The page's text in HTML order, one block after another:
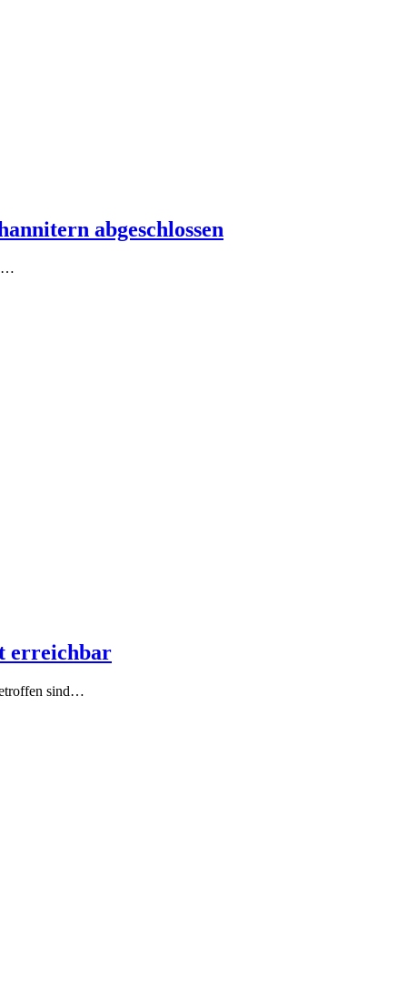
abgeschlossen
erreichbar
sind…